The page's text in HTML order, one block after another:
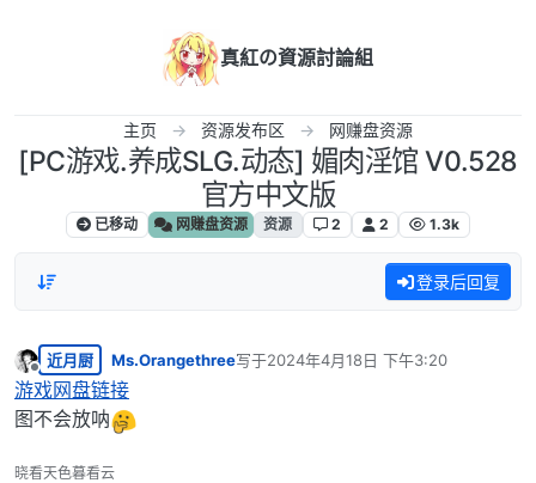
真紅の資源討論組
主页 资源发布区 网赚盘资源
[PC游戏.养成SLG.动态] 媚肉淫馆 V0.528
官方中文版
已移动 网赚盘资源 资源 2 2 1.3k
登录后回复
离线
近月厨 Ms.Orangethree写于2024年4月18日 下午3:20
最后由 编辑
游戏网盘链接
图不会放呐
晓看天色暮看云